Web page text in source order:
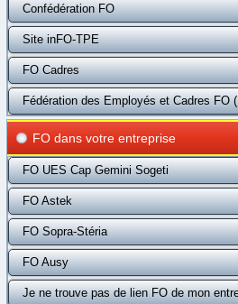
Confédération FO
Site inFO-TPE
FO Cadres
Fédération des Employés et Cadres FO
FO dans votre entreprise
FO UES Cap Gemini Sogeti
FO Astek
FO Sopra-Stéria
FO Ausy
Je ne trouve pas de lien FO de mon